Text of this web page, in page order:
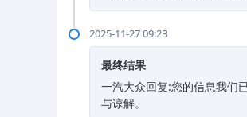
2025-11-27 09:23
最终结果
一汽大众回复:您的信息我们
与谅解。